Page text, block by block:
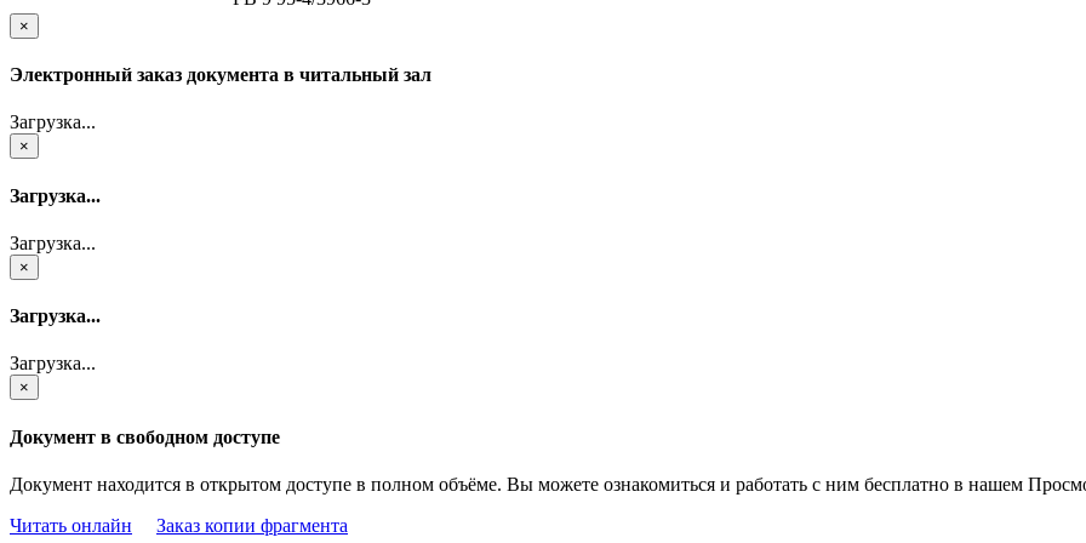
×
Электронный заказ документа в читальный зал
Загрузка...
×
Загрузка...
Загрузка...
×
Загрузка...
Загрузка...
×
Документ в свободном доступе
Документ находится в открытом доступе в полном объёме. Вы можете ознакомиться и работать с ним бесплатно в нашем
Читать онлайн
Заказ копии фрагмента